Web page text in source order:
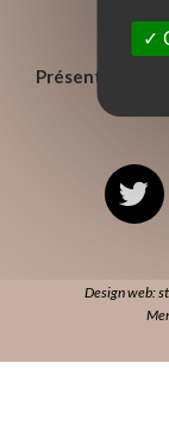
Présents pour
Design web:
✓